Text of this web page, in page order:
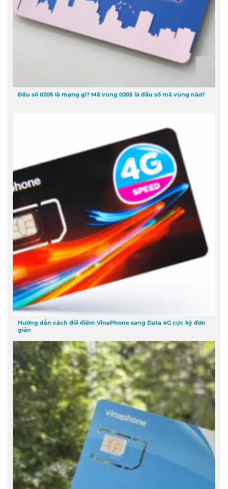
Đầu số 0205 là mạng gì? Mã vùng 0205 là đầu số mã vùng nào?
Hướng dẫn cách đổi điểm VinaPhone sang Data 4G cực kỳ đơn
giản